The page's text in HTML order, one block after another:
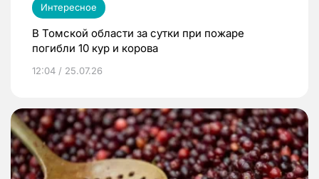
Интересное
В Томской области за сутки при пожаре
погибли 10 кур и корова
12:04 / 25.07.26